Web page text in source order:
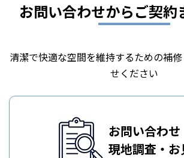
お問い合わせからご契約
清潔で快適な空間を維持するための補
せください
お問い合わせ
現地調査・お